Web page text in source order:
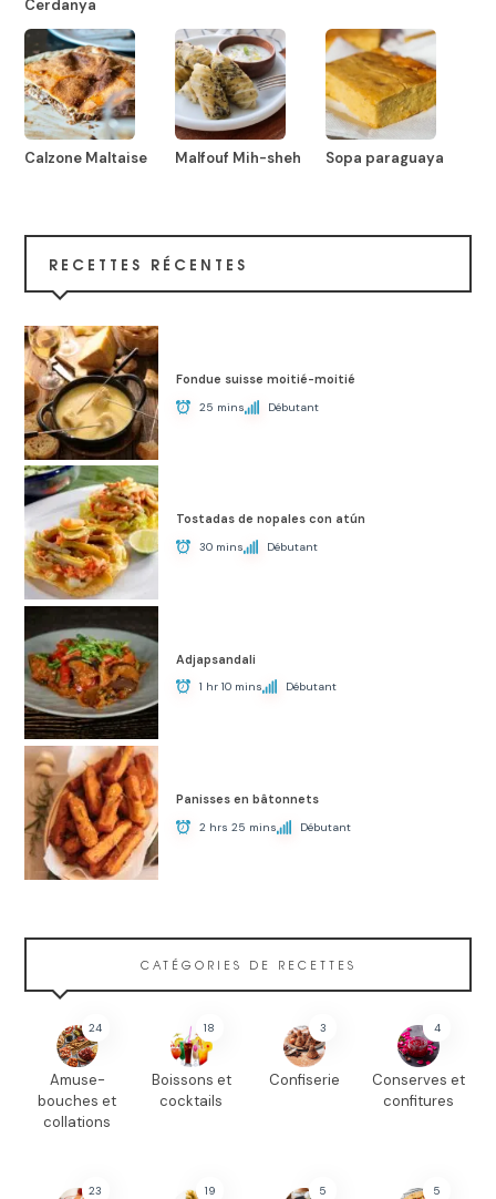
Cerdanya
Calzone Maltaise Malfouf Mih-sheh Sopa paraguaya
RECETTES RÉCENTES
Fondue suisse moitié-moitié
25 mins Débutant
Tostadas de nopales con atún
30 mins Débutant
Adjapsandali
1 hr 10 mins Débutant
Panisses en bâtonnets
2 hrs 25 mins Débutant
CATÉGORIES DE RECETTES
24
Amuse-
bouches et
collations
18
Boissons et
cocktails
3
Confiserie
4
Conserves et
confitures
23 19 5 5